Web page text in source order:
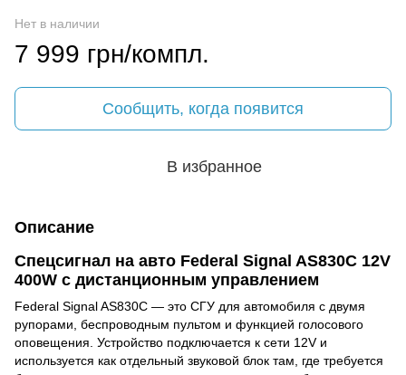
Нет в наличии
7 999 грн/компл.
Сообщить, когда появится
В избранное
Описание
Спецсигнал на авто Federal Signal AS830C 12V
400W с дистанционным управлением
Federal Signal AS830C — это СГУ для автомобиля с двумя
рупорами, беспроводным пультом и функцией голосового
оповещения. Устройство подключается к сети 12V и
используется как отдельный звуковой блок там, где требуется